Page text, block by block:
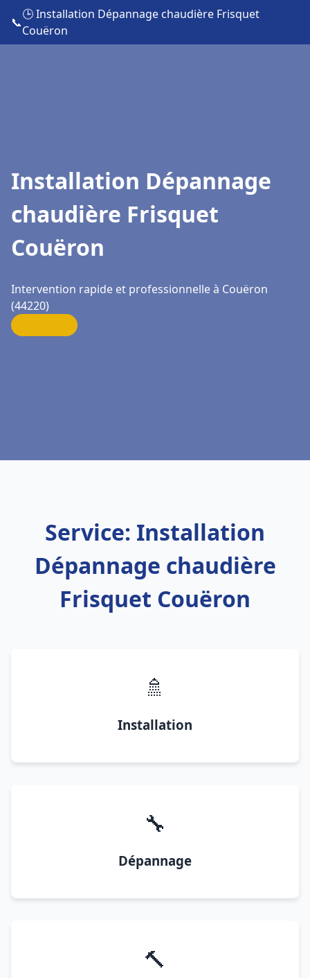
📞
🕒 Installation Dépannage chaudière Frisquet
Couëron
Installation Dépannage
chaudière Frisquet
Couëron
Intervention rapide et professionnelle à Couëron
(44220)
Service: Installation
Dépannage chaudière
Frisquet Couëron
🚿
Installation
🔧
Dépannage
🔨